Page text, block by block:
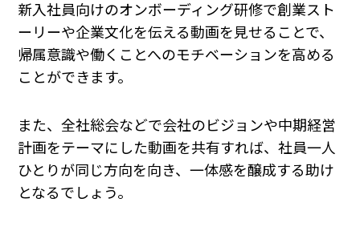
新入社員向けのオンボーディング研修で創業スト
ーリーや企業文化を伝える動画を見せることで、
帰属意識や働くことへのモチベーションを高める
ことができます。
また、全社総会などで会社のビジョンや中期経営
計画をテーマにした動画を共有すれば、社員一人
ひとりが同じ方向を向き、一体感を醸成する助け
となるでしょう。